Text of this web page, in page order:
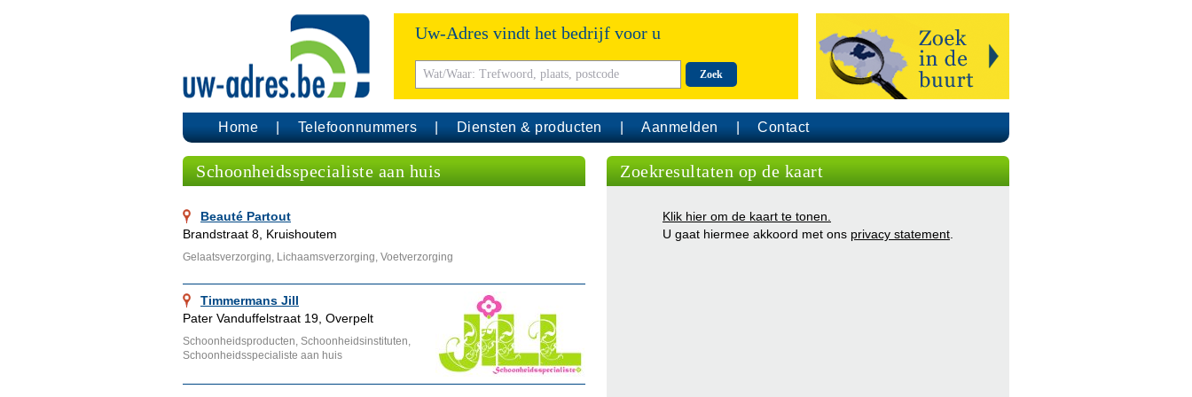
Uw-Adres vindt het bedrijf voor u
Zoek
Home Telefoonnummers Diensten & producten Aanmelden Contact
Schoonheidsspecialiste aan huis
Beauté Partout
Brandstraat 8, Kruishoutem
Gelaatsverzorging, Lichaamsverzorging, Voetverzorging
Timmermans Jill
Pater Vanduffelstraat 19, Overpelt
Schoonheidsproducten, Schoonheidsinstituten,
Schoonheidsspecialiste aan huis
Zoekresultaten op de kaart
Klik hier om de kaart te tonen.
U gaat hiermee akkoord met ons privacy statement